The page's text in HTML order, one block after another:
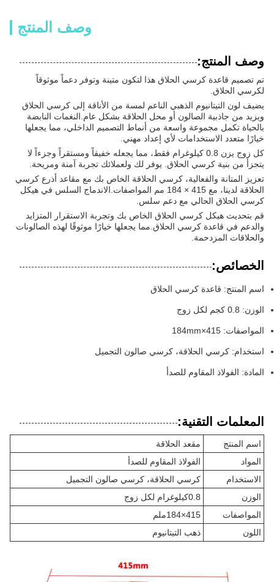
وصف المنتج
وصف المنتج:
تم تصميم قاعدة كرسي الحلاق هذا لتكون متينة وتوفر دعماً موثوقاً
لكرسي الحلاق.
يضيف لون التيتانيوم الذهبي الناعم لمسة من الأناقة إلى كرسي الحلاق
ويزيد من جاذبية الصالون أو محل الحلاقة بشكل عام.النغمات النابضة
بالحياة تكمل مجموعة واسعة من أنماط التصميم الداخلي، مما يجعلها
خيارًا متعدد الاستخدامات لأي إعداد مهني.
كل زوج يزن 0.8 كيلوغرام فقط، مما يجعله خفيفاً ومستقراً وجزءاً لا
يتجزأ من بنية كرسي الحلاق. يوفر لك ولعملائك تجربة آمنة ومريحة.
تعزيز المتانة والفعالية، كرسي الحلاقة الخاص بك مع مقاعد أذرع كرسي
الحلاقة لدينا، مع 415 × 184 مم المواصفات.الاندماج السلس في هيكل
كرسي الحلاق الحالي مع دعم سلس.
قم بتحديث هيكل كرسي الحلاق الخاص بك وتجربة الاستقرار المتزايد
والدعم في قاعدة كرسي الحلاق.مما يجعلها خيارًا موثوقًا لهذه الصالونات
والحلاقات المزدحمة.
الخصائص:
اسم المنتج: قاعدة كرسي الحلاق
الوزن: 0.8 كجم لكل زوج
المواصفات: 415×184mm
استخدام: كرسي الحلاقة، كرسي صالون التجميل
المادة: الفولاذ المقاوم للصدأ
المعلمات التقنية:
اسم المنتج
مقعد الحلاقة
المواد
الفولاذ المقاوم للصدأ
الاستخدام
كرسي الحلاقة، كرسي صالون التجميل
الوزن
0.8كيلوغرام لكل زوج
المواصفات
415×184ملم
اللون
ذهب التيتانيوم